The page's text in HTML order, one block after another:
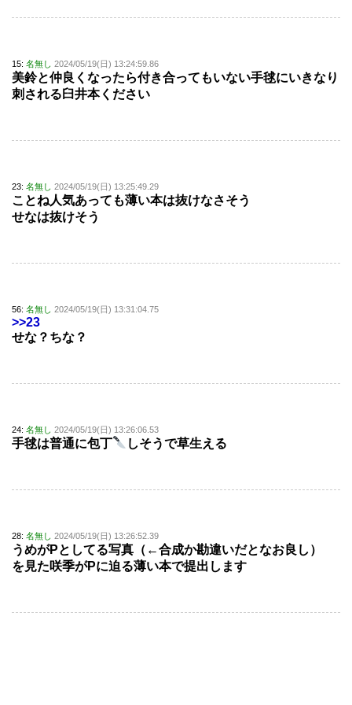
15: 名無し 2024/05/19(日) 13:24:59.86
美鈴と仲良くなったら付き合ってもいない手毬にいきなり
刺される臼井本ください
23: 名無し 2024/05/19(日) 13:25:49.29
ことね人気あっても薄い本は抜けなさそう
せなは抜けそう
56: 名無し 2024/05/19(日) 13:31:04.75
>>23
せな？ちな？
24: 名無し 2024/05/19(日) 13:26:06.53
手毬は普通に包丁 しそうで草生える
28: 名無し 2024/05/19(日) 13:26:52.39
うめがPとしてる写真（←合成か勘違いだとなお良し）
を見た咲季がPに迫る薄い本で提出します